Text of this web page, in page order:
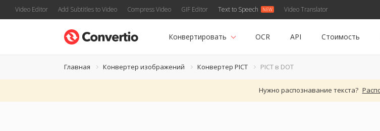
Video Editor Add Subtitles to Video Compress Video GIF Editor Text to Speech Video Translator
Конвертировать OCR API Стоимость
Главная Конвертер изображений Конвертер PICT PICT в DOT
Нужно распознавание текста?